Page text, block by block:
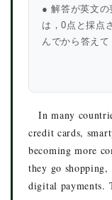
● 解答が英文の
は，0点と採点
んでから答えて
In many
credit cards,
becoming more
they go shopping,
digital payments.